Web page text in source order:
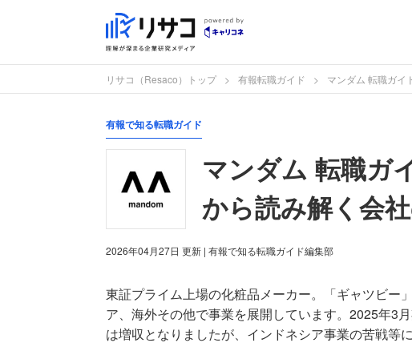
リサコ（Resaco）トップ 有報転職ガイド マンダム 転職ガイ
有報で知る転職ガイド
マンダム 転職ガ
から読み解く会
2026年04月27日 更新 | 有報で知る転職ガイド編集部
東証プライム上場の化粧品メーカー。「ギャツビー
ア、海外その他で事業を展開しています。2025年3
は増収となりましたが、インドネシア事業の苦戦等